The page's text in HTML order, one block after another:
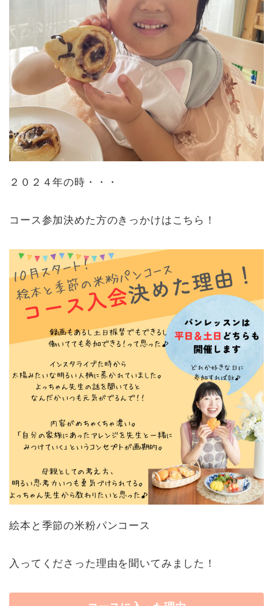
２０２４年の時・・・
コース参加決めた方のきっかけはこちら！
絵本と季節の米粉パンコース
入ってくださった理由を聞いてみました！